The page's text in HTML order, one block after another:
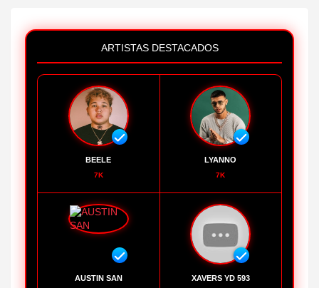
ARTISTAS DESTACADOS
BEELE
7K
LYANNO
7K
AUSTIN SAN XAVERS YD 593